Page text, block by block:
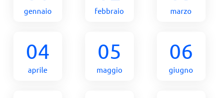
gennaio febbraio marzo
04
aprile
05
maggio
06
giugno